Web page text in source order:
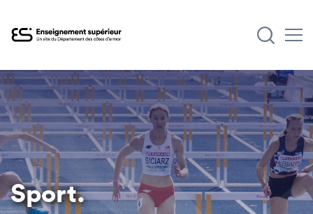
Aller
au
contenu
principal
Sport.